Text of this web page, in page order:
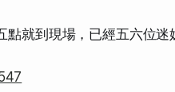
點就到現場，已經五六位